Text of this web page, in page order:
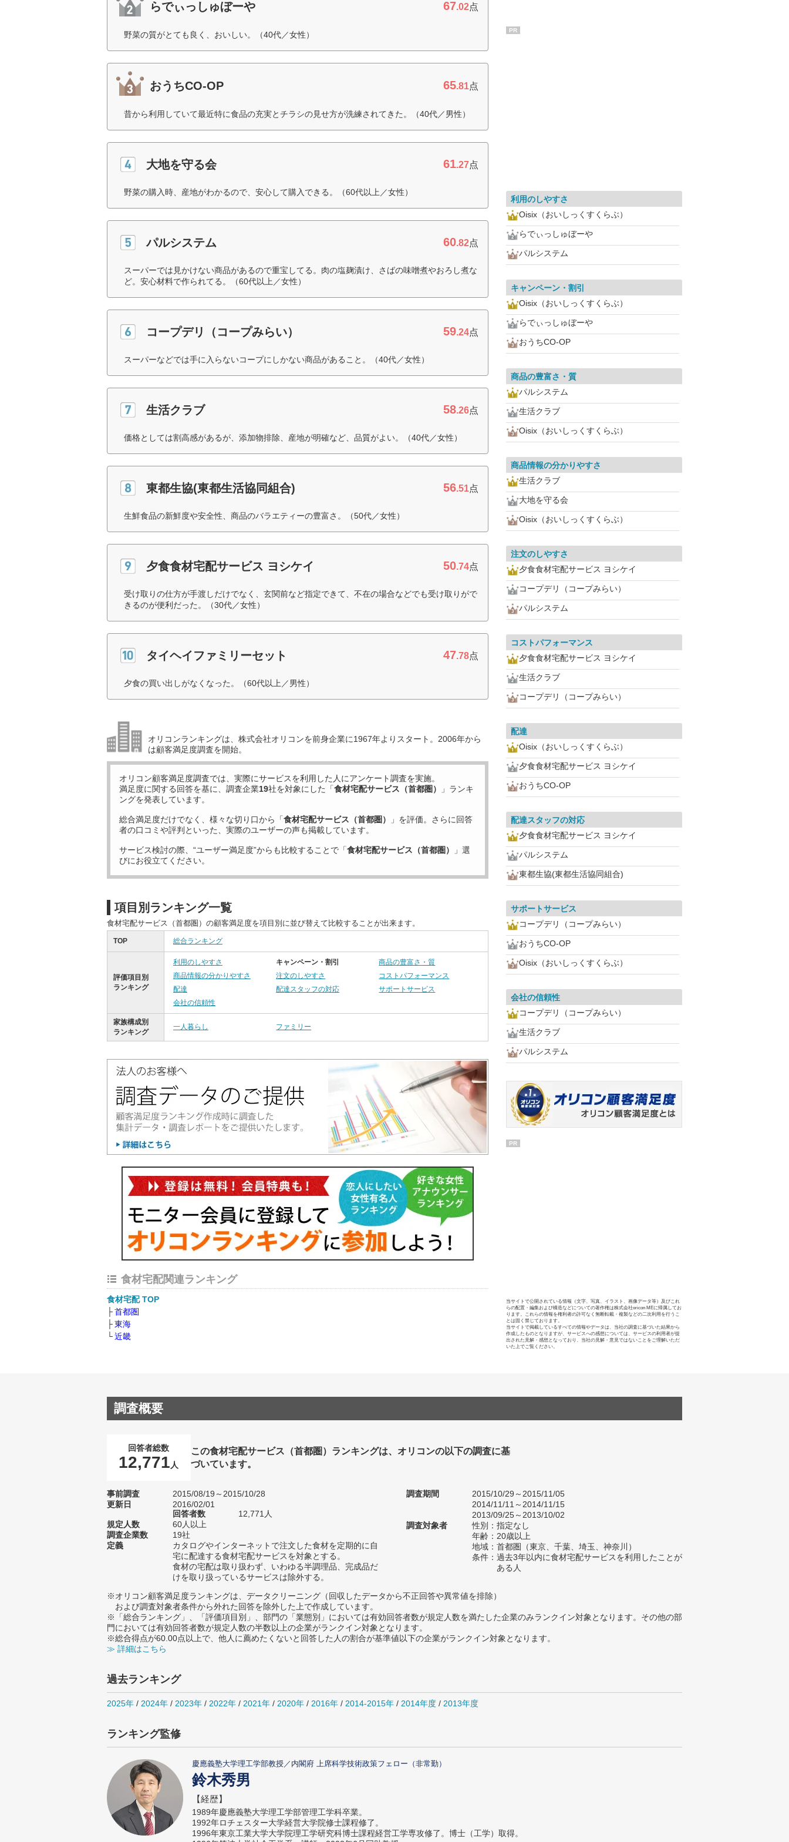
らでぃっしゅぼーや 67.02点
野菜の質がとても良く、おいしい。（40代／女性）
おうちCO-OP 65.81点
昔から利用していて最近特に食品の充実とチラシの見せ方が洗練されてきた。（40代／男性）
大地を守る会 61.27点
野菜の購入時、産地がわかるので、安心して購入できる。（60代以上／女性）
パルシステム 60.82点
スーパーでは見かけない商品があるので重宝してる。肉の塩麹漬け、さばの味噌煮やおろし煮な
ど。安心材料で作られてる。（60代以上／女性）
コープデリ（コープみらい） 59.24点
スーパーなどでは手に入らないコープにしかない商品があること。（40代／女性）
生活クラブ 58.26点
価格としては割高感があるが、添加物排除、産地が明確など、品質がよい。（40代／女性）
東都生協(東都生活協同組合) 56.51点
生鮮食品の新鮮度や安全性、商品のバラエティーの豊富さ。（50代／女性）
夕食食材宅配サービス ヨシケイ 50.74点
受け取りの仕方が手渡しだけでなく、玄関前など指定できて、不在の場合などでも受け取りがで
きるのが便利だった。（30代／女性）
タイヘイファミリーセット 47.78点
夕食の買い出しがなくなった。（60代以上／男性）
オリコンランキングは、株式会社オリコンを前身企業に1967年よりスタート。2006年から
は顧客満足度調査を開始。
オリコン顧客満足度調査では、実際にサービスを利用した 人にアンケート調査を実施。
満足度に関する回答を基に、調査企業19社を対象にした「食材宅配サービス（首都圏）
」ランキ
ングを発表しています。
総合満足度だけでなく、様々な切り口から「食材宅配サービス（首都圏）
」を評価。さらに回答
者の口コミや評判といった、実際のユーザーの声も掲載しています。
サービス検討の際、“ユーザー満足度”からも比較することで「食材宅配サービス（首都圏）
」選
びにお役立てください。
項目別ランキング一覧
食材宅配サービス（首都圏）の顧客満足度を項目別に並び替えて比較することが出来ます。
TOP 総合ランキング
評価項目別
ランキング
利用のしやすさ キャンペーン・割引
商品の豊富さ・質
商品情報の分かりやすさ
注文のしやすさ
コストパフォーマンス
配達
配達スタッフの対応
サポートサービス
会社の信頼性
家族構成別
ランキング
一人暮らし ファミリー
食材宅配関連ランキング
食材宅配 TOP
首都圏
東海
近畿
PR
利用のしやすさ
Oisix（おいしっくすくらぶ）
らでぃっしゅぼーや
パルシステム
キャンペーン・割引
Oisix（おいしっくすくらぶ）
らでぃっしゅぼーや
おうちCO-OP
商品の豊富さ・質
パルシステム
生活クラブ
Oisix（おいしっくすくらぶ）
商品情報の分かりやすさ
生活クラブ
大地を守る会
Oisix（おいしっくすくらぶ）
注文のしやすさ
夕食食材宅配サービス ヨシケイ
コープデリ（コープみらい）
パルシステム
コストパフォーマンス
夕食食材宅配サービス ヨシケイ
生活クラブ
コープデリ（コープみらい）
配達
Oisix（おいしっくすくらぶ）
夕食食材宅配サービス ヨシケイ
おうちCO-OP
配達スタッフの対応
夕食食材宅配サービス ヨシケイ
パルシステム
東都生協(東都生活協同組合)
サポートサービス
コープデリ（コープみらい）
おうちCO-OP
Oisix（おいしっくすくらぶ）
会社の信頼性
コープデリ（コープみらい）
生活クラブ
パルシステム
PR
当サイトで公開されている情報（文字、写真、イラスト、画像データ等）及びこれ
らの配置・編集および構造などについての著作権は株式会社oricon MEに帰属してお
ります。これらの情報を権利者の許可なく無断転載・複製などの二次利用を行うこ
とは固く禁じております。
当サイトで掲載しているすべての情報やデータは、当社の調査に基づいた結果から
作成したものとなりますが、サービスへの感想については、サービスの利用者が提
出された見解・感想となっており、当社の見解・意見ではないことをご理解いただ
いた上でご覧ください。
調査概要
回答者総数
12,771 人
この食材宅配サービス（首都圏）ランキングは、オリコンの以下の調査に基
づいています。
事前調査
2015/08/19～2015/10/28
更新日
2016/02/01
回答者数
12,771人
規定人数
60人以上
調査企業数
19社
定義
カタログやインターネットで注文した食材を定期的に自
宅に配達する食材宅配サービスを対象とする。
食材の宅配は取り扱わず、いわゆる半調理品、完成品だ
けを取り扱っているサービスは除外する。
調査期間
2015/10/29～2015/11/05
2014/11/11～2014/11/15
2013/09/25～2013/10/02
調査対象者
性別：指定なし
年齢：20歳以上
地域：首都圏（東京、千葉、埼玉、神奈川）
条件：過去3年以内に食材宅配サービスを利用したことが
ある人
※オリコン顧客満足度ランキングは、データクリーニング（回収したデータから不正回答や異常値を排除）
および調査対象者条件から外れた回答を除外した上で作成しています。
※「総合ランキング」、「評価項目別」、部門の「業態別」においては有効回答者数が規定人数を満たした企業のみランクイン対象となります。その他の部
門においては有効回答者数が規定人数の半数以上の企業がランクイン対象となります。
※総合得点が60.00点以上で、他人に薦めたくないと回答した人の割合が基準値以下の企業がランクイン対象となります。
≫ 詳細はこちら
過去ランキング
2025年 / 2024年 / 2023年 / 2022年 / 2021年 / 2020年 / 2016年 / 2014-2015年 / 2014年度 / 2013年度
ランキング監修
慶應義塾大学理工学部教授／内閣府 上席科学技術政策フェロー（非常勤）
鈴木秀男
【経歴】
1989年慶應義塾大学理工学部管理工学科卒業。
1992年ロチェスター大学経営大学院修士課程修了。
1996年東京工業大学大学院理工学研究科博士課程経営工学専攻修了。博士（工学）取得。